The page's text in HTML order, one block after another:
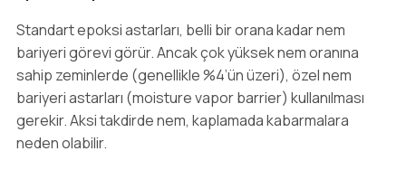
Standart epoksi astarları, belli bir orana kadar nem
bariyeri görevi görür. Ancak çok yüksek nem oranına
sahip zeminlerde (genellikle %4’ün üzeri), özel nem
bariyeri astarları (moisture vapor barrier) kullanılması
gerekir. Aksi takdirde nem, kaplamada kabarmalara
neden olabilir.